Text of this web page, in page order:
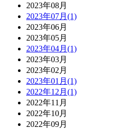
2023年08月
2023年07月(1)
2023年06月
2023年05月
2023年04月(1)
2023年03月
2023年02月
2023年01月(1)
2022年12月(1)
2022年11月
2022年10月
2022年09月